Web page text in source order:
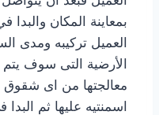
بمعاينة المكان والبدا
العميل تركيبه ومدى
الأرضية التى سوف يتم
معالجتها من اى
اسمنتيه عليها ثم